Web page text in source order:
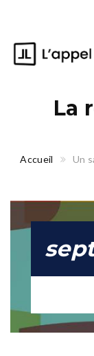
La
Accueil Un